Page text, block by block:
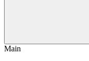
Main